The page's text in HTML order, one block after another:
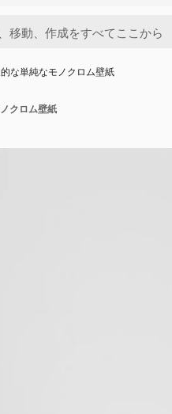
な単純なモノクロム壁紙
クロム壁紙